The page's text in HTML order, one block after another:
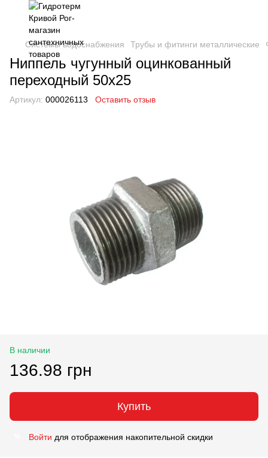
Системы водоснабжения Трубы и фитинги металлические
Ниппель чугунный оцинкованный
переходный 50х25
Артикул: 000026113 Оставить отзыв
В наличии
136.98 грн
Купить
Войти для отображения накопительной скидки